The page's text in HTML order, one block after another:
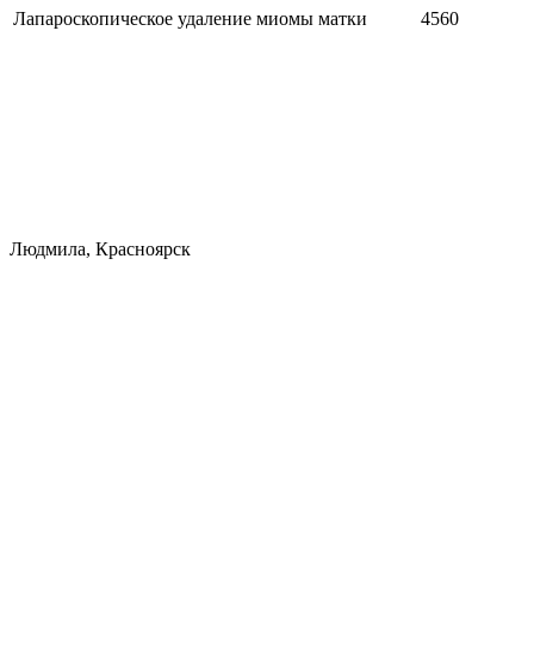
Лапароскопическое удаление миомы матки
4560
Людмила, Красноярск